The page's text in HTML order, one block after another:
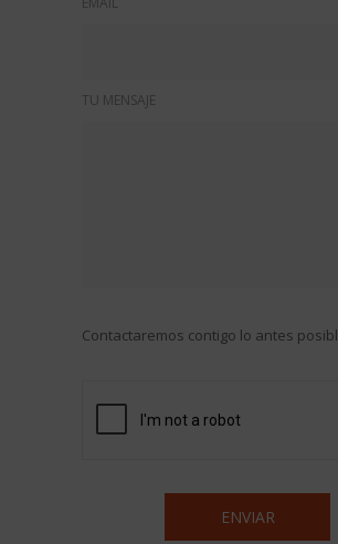
TU MENSAJE
Contactaremos contigo lo antes